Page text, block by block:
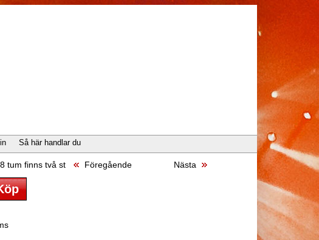
Så här handlar du
tum finns två st Föregående Nästa